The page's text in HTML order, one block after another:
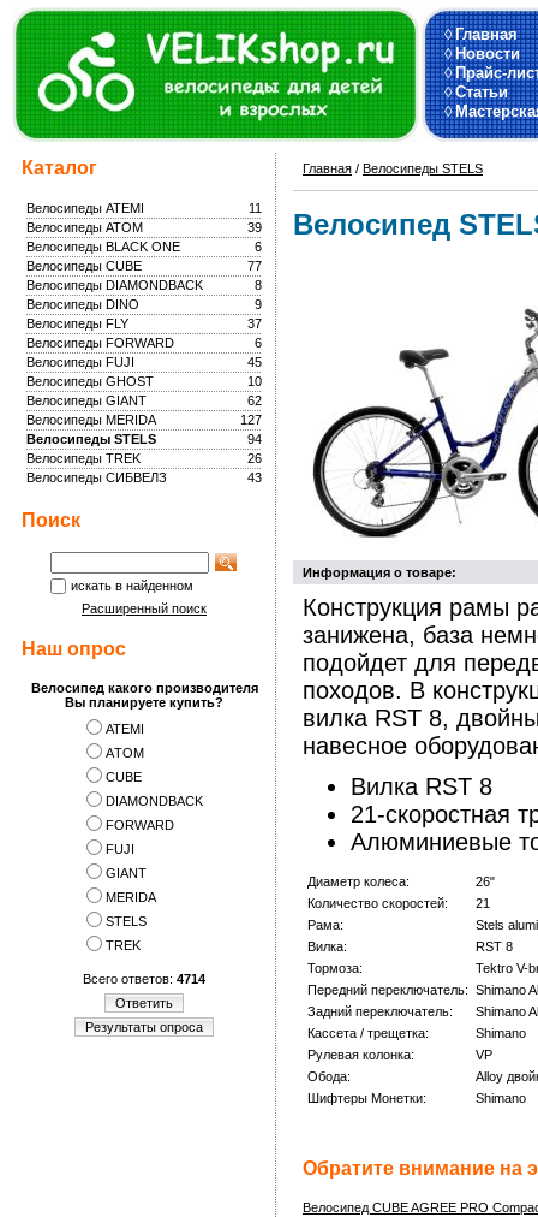
◊Главная
◊Новости
◊Прайс-
◊Статьи
◊
Каталог
11
Велосипеды ATEMI
39
Велосипеды ATOM
6
Велосипеды BLACK ONE
77
Велосипеды CUBE
8
Велосипеды DIAMONDBACK
9
Велосипеды DINO
37
Велосипеды FLY
6
Велосипеды FORWARD
45
Велосипеды FUJI
10
Велосипеды GHOST
62
Велосипеды GIANT
127
Велосипеды MERIDA
94
Велосипеды STELS
26
Велосипеды TREK
43
Велосипеды СИБВЕЛЗ
Поиск
искать в найденном
Расширенный поиск
Наш опрос
Велосипед какого производителя
Вы планируете купить?
ATEMI
АTOM
CUBE
DIAMONDBACK
FORWARD
FUJI
GIANT
MERIDA
STELS
TREK
Всего ответов: 4714
Ответить
Результаты опроса
Главная / Велосипеды STELS
Велосипед
Информация о товаре:
Конструкция рамы
занижена, база
подойдет для
походов. В
вилка RST 8,
навесное
Вилка RST 8
21-скоростная
Алюминиевые
Диаметр колеса:
26"
Количество скоростей:
21
Рама:
Stels
Вилка:
RST 8
Тормоза:
Tektro V-
Передний переключатель: Shimano
Задний переключатель:
Shimano
Кассета / трещетка:
Shimano
Рулевая колонка:
VP
Обода:
Alloy
Шифтеры Монетки:
Shimano
Обратите внимание на
Велосипед CUBE AGREE PRO